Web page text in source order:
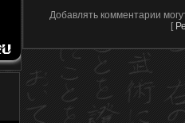
Добавлять комментарии
[